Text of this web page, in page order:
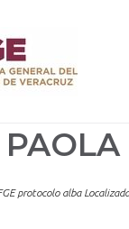
protocolo alba Localizada